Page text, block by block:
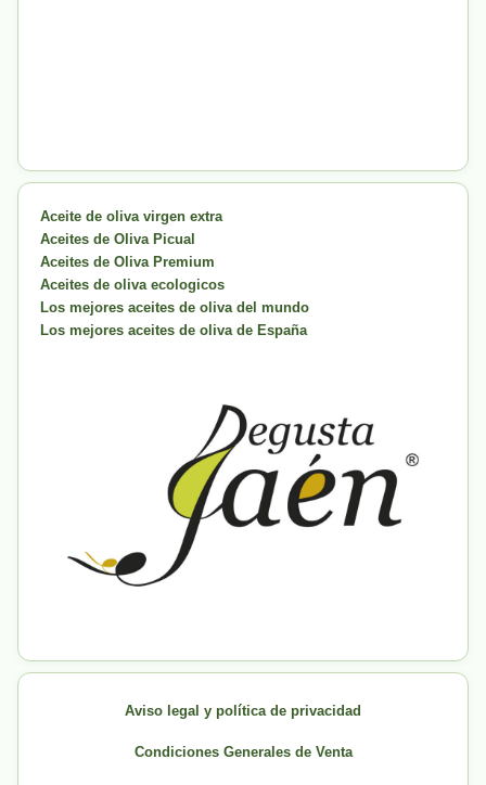
Aceite de oliva virgen extra
Aceites de Oliva Picual
Aceites de Oliva Premium
Aceites de oliva ecologicos
Los mejores aceites de oliva del mundo
Los mejores aceites de oliva de España
Aviso legal y política de privacidad
Condiciones Generales de Venta